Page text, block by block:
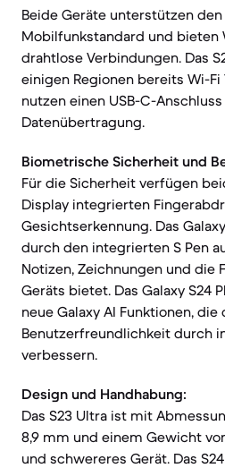
Beide Geräte unterstützen
Mobilfunkstandard und bieten
drahtlose Verbindungen. Das
einigen Regionen bereits Wi-
nutzen einen USB-C-
Datenübertragung.
Biometrische Sicherheit und
Für die Sicherheit verfügen
Display integrierten
Gesichtserkennung. Das
durch den integrierten S Pen
Notizen, Zeichnungen und die
Geräts bietet. Das Galaxy S24
neue Galaxy AI Funktionen, die
Benutzerfreundlichkeit durch
verbessern.
Design und Handhabung:
Das S23 Ultra ist mit
8,9 mm und einem Gewicht
und schwereres Gerät. Das